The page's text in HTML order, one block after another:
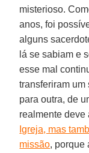
misterioso.
anos, foi
alguns
lá se sabiam e
esse mal
transferiram
para outra, de
realmente
Igreja, mas
missão, porque